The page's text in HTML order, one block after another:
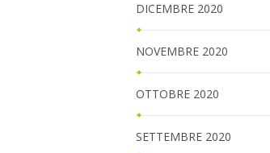
DICEMBRE 2020
NOVEMBRE 2020
OTTOBRE 2020
SETTEMBRE 2020